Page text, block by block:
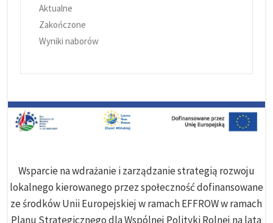
Aktualne
Zakończone
Wyniki naborów
Wsparcie na wdrażanie i zarządzanie strategią rozwoju
lokalnego kierowanego przez społeczność dofinansowane
ze środków Unii Europejskiej w ramach EFFROW w ramach
Planu Strategicznego dla Wspólnej Polityki Rolnej na lata